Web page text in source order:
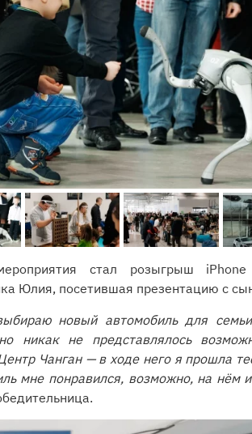
стал розыгрыш
Юлия, посетившая презентацию с
новый автомобиль для
но никак не представлялось
Чанган — в ходе него я прошла
мне понравился, возможно, на нём